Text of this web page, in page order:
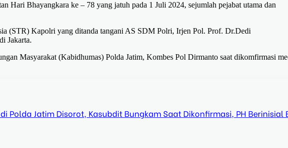
Hari Bhayangkara ke – 78 yang jatuh pada 1 Juli 2024, sejumlah pejabat utama dan
(STR) Kapolri yang ditanda tangani AS SDM Polri, Irjen Pol. Prof. Dr.Dedi
Jakarta.
Masyarakat (Kabidhumas) Polda Jatim, Kombes Pol Dirmanto saat dikomfirmasi
Polda Jatim Disorot, Kasubdit Bungkam Saat Dikonfirmasi, PH Berinisial